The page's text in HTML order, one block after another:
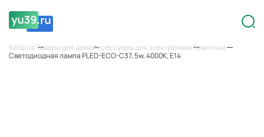
КаталогТовары для домаАксессуары для электроникиЛампочки
Светодиодная лампа PLED-ECO-C37, 5w, 4000K, E14